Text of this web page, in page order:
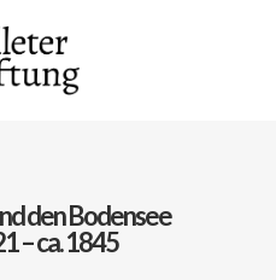
den Bodensee
– ca. 1845